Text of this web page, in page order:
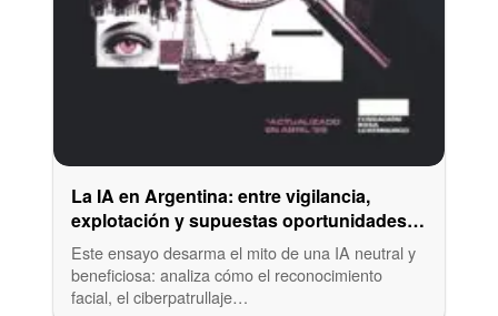
La IA en Argentina: entre vigilancia,
explotación y supuestas oportunidades
económicas
Este ensayo desarma el mito de una IA neutral y
beneficiosa: analiza cómo el reconocimiento
facial, el ciberpatrullaje…